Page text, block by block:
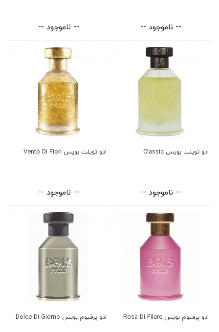
-- ناموجود -- -- ناموجود --
ادو تویلت بویس Classic
-- ناموجود --
ادو تویلت بویس Vento Di Fiori
-- ناموجود --
ادو پرفیوم بویس Rosa Di Filare ادو پرفیوم بویس Dolce Di Giorno